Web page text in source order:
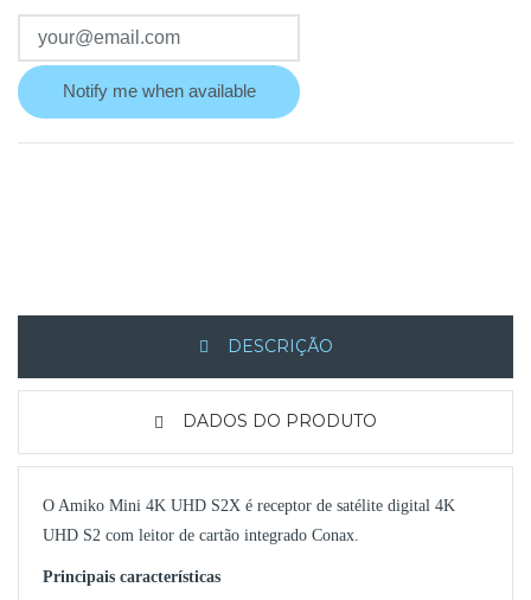
Notify me when available
DESCRIÇÃO
DADOS DO PRODUTO
O Amiko Mini 4K UHD S2X é receptor de satélite digital 4K
UHD S2 com leitor de cartão integrado Conax.
Principais características